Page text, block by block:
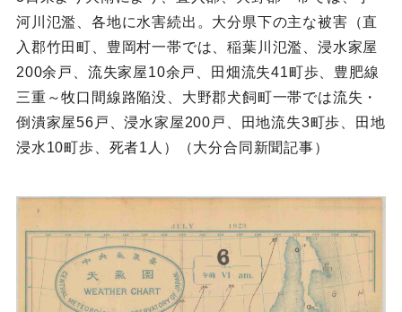
河川氾濫、各地に水害続出。大分県下の主な被害（直
入郡竹田町、豊岡村一帯では、稲葉川氾濫、浸水家屋
200余戸、流失家屋10余戸、田畑流失41町歩、豊肥線
三重～牧口間線路陥没、大野郡犬飼町一帯では流失・
倒潰家屋56戸、浸水家屋200戸、田地流失3町歩、田地
浸水10町歩、死者1人）（大分合同新聞記事）